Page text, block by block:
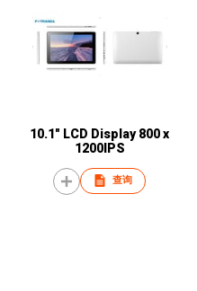
10.1" LCD Display 800 x
1200IPS
查询